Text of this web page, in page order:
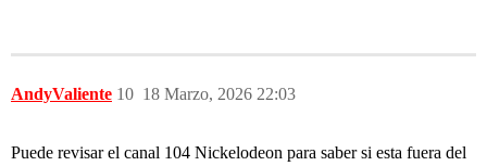
AndyValiente 18 Marzo, 2026 22:03
10
Puede revisar el canal 104 Nickelodeon para saber si esta fuera del